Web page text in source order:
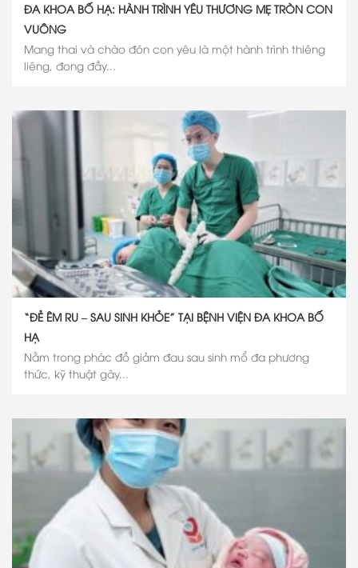
ĐA KHOA BỐ HẠ: HÀNH TRÌNH YÊU THƯƠNG MẸ TRÒN CON
VUÔNG
Mang thai và chào đón con yêu là một hành trình thiêng
liêng, đong đầy...
“ĐẺ ÊM RU – SAU SINH KHỎE” TẠI BỆNH VIỆN ĐA KHOA BỐ
HẠ
Nằm trong phác đồ giảm đau sau sinh mổ đa phương
thức, kỹ thuật gây...